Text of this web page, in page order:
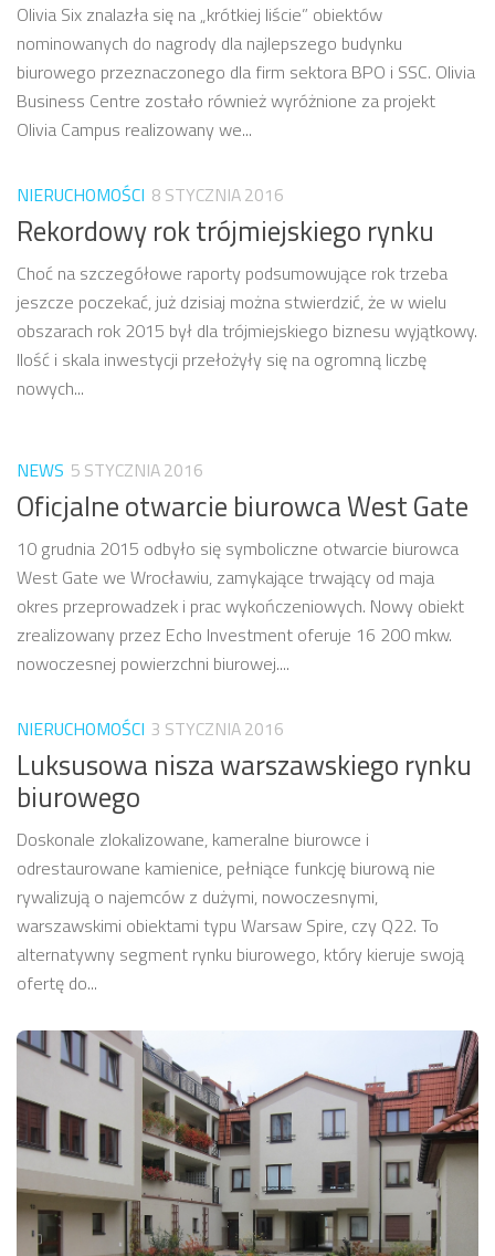
Olivia Six znalazła się na „krótkiej liście” obiektów
nominowanych do nagrody dla najlepszego budynku
biurowego przeznaczonego dla firm sektora BPO i SSC. Olivia
Business Centre zostało również wyróżnione za projekt
Olivia Campus realizowany we...
NIERUCHOMOŚCI 8 STYCZNIA 2016
Rekordowy rok trójmiejskiego rynku
Choć na szczegółowe raporty podsumowujące rok trzeba
jeszcze poczekać, już dzisiaj można stwierdzić, że w wielu
obszarach rok 2015 był dla trójmiejskiego biznesu wyjątkowy.
Ilość i skala inwestycji przełożyły się na ogromną liczbę
nowych...
NEWS 5 STYCZNIA 2016
Oficjalne otwarcie biurowca West Gate
10 grudnia 2015 odbyło się symboliczne otwarcie biurowca
West Gate we Wrocławiu, zamykające trwający od maja
okres przeprowadzek i prac wykończeniowych. Nowy obiekt
zrealizowany przez Echo Investment oferuje 16 200 mkw.
nowoczesnej powierzchni biurowej....
NIERUCHOMOŚCI 3 STYCZNIA 2016
Luksusowa nisza warszawskiego rynku
biurowego
Doskonale zlokalizowane, kameralne biurowce i
odrestaurowane kamienice, pełniące funkcję biurową nie
rywalizują o najemców z dużymi, nowoczesnymi,
warszawskimi obiektami typu Warsaw Spire, czy Q22. To
alternatywny segment rynku biurowego, który kieruje swoją
ofertę do...